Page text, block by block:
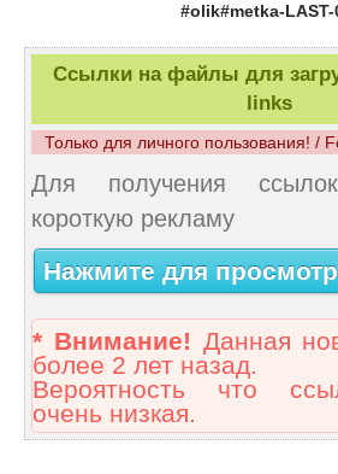
#olik#metka-LAST-
Ссылки на файлы для
links
Только для личного пользования! /
Для получения
короткую рекламу
Нажмите для
* Внимание! Данная
более 2 лет назад.
Вероятность что
очень низкая.